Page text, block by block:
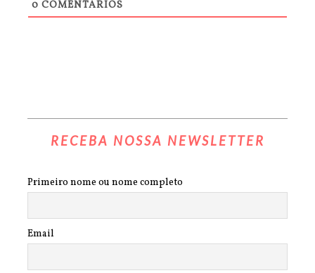
0 COMENTÁRIOS
RECEBA NOSSA NEWSLETTER
Primeiro nome ou nome completo
Email